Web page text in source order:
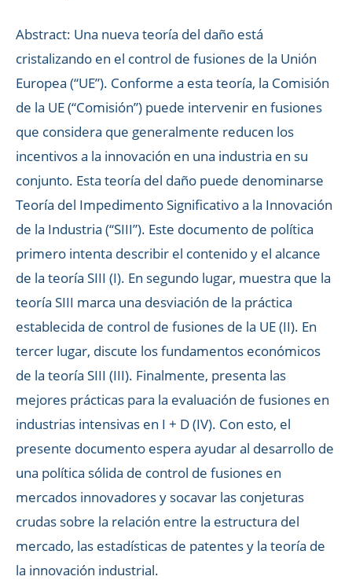
Abstract: Una nueva teoría del daño está
cristalizando en el control de fusiones de la Unión
Europea (“UE”). Conforme a esta teoría, la Comisión
de la UE (“Comisión”) puede intervenir en fusiones
que considera que generalmente reducen los
incentivos a la innovación en una industria en su
conjunto. Esta teoría del daño puede denominarse
Teoría del Impedimento Significativo a la Innovación
de la Industria (“SIII”). Este documento de política
primero intenta describir el contenido y el alcance
de la teoría SIII (I). En segundo lugar, muestra que la
teoría SIII marca una desviación de la práctica
establecida de control de fusiones de la UE (II). En
tercer lugar, discute los fundamentos económicos
de la teoría SIII (III). Finalmente, presenta las
mejores prácticas para la evaluación de fusiones en
industrias intensivas en I + D (IV). Con esto, el
presente documento espera ayudar al desarrollo de
una política sólida de control de fusiones en
mercados innovadores y socavar las conjeturas
crudas sobre la relación entre la estructura del
mercado, las estadísticas de patentes y la teoría de
la innovación industrial.